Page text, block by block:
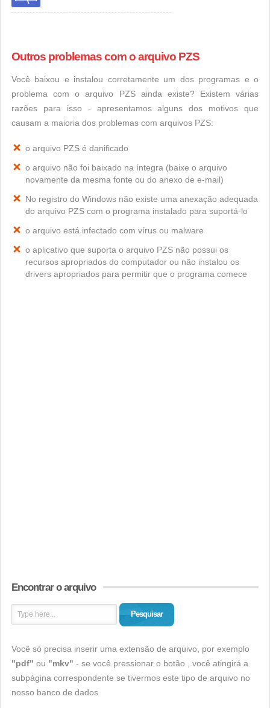
Outros problemas com o arquivo PZS
Você baixou e instalou corretamente um dos programas e o
problema com o arquivo PZS ainda existe? Existem várias
razões para isso - apresentamos alguns dos motivos que
causam a maioria dos problemas com arquivos PZS:
o arquivo PZS é danificado
o arquivo não foi baixado na íntegra (baixe o arquivo
novamente da mesma fonte ou do anexo de e-mail)
No registro do Windows não existe uma anexação adequada
do arquivo PZS com o programa instalado para suportá-lo
o arquivo está infectado com vírus ou malware
o aplicativo que suporta o arquivo PZS não possui os
recursos apropriados do computador ou não instalou os
drivers apropriados para permitir que o programa comece
Encontrar o arquivo
Pesquisar
Você só precisa inserir uma extensão de arquivo, por exemplo
"pdf" ou "mkv" - se você pressionar o botão , você atingirá a
subpágina correspondente se tivermos este tipo de arquivo no
nosso banco de dados